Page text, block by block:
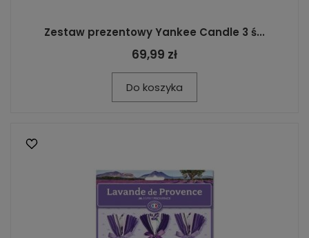
Zestaw prezentowy Yankee Candle 3 ś...
69,99 zł
Do koszyka